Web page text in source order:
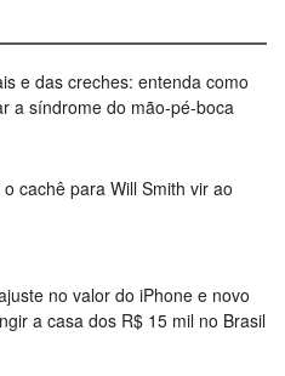
e das creches: entenda como
a síndrome do mão-pé-boca
cachê para Will Smith vir ao
no valor do iPhone e novo
a casa dos R$ 15 mil no Brasil